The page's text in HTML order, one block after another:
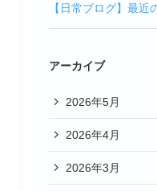
【日常ブログ】最近
アーカイブ
2026年5月
2026年4月
2026年3月